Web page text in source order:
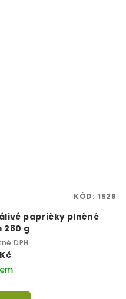
papričky plněné
280 g
DPH
Kč
KÓD: 1526